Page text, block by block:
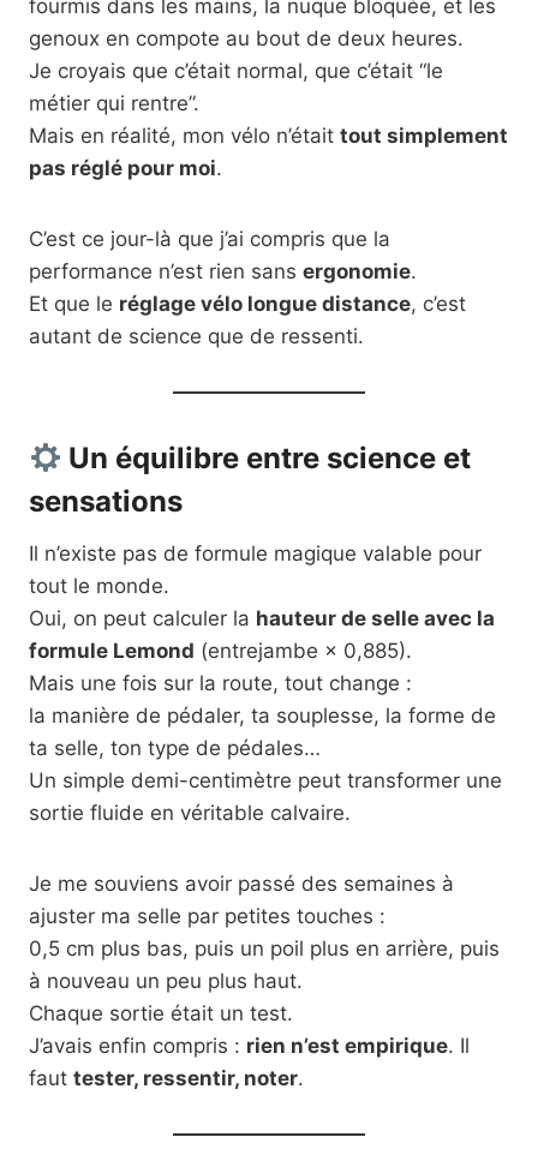
fourmis dans les mains, la nuque bloquée, et les
genoux en compote au bout de deux heures.
Je croyais que c’était normal, que c’était “le
métier qui rentre”.
Mais en réalité, mon vélo n’était tout simplement
pas réglé pour moi.
C’est ce jour-là que j’ai compris que la
performance n’est rien sans ergonomie.
Et que le réglage vélo longue distance, c’est
autant de science que de ressenti.
Un équilibre entre science et
sensations
Il n’existe pas de formule magique valable pour
tout le monde.
Oui, on peut calculer la hauteur de selle avec la
formule Lemond (entrejambe × 0,885).
Mais une fois sur la route, tout change :
la manière de pédaler, ta souplesse, la forme de
ta selle, ton type de pédales…
Un simple demi-centimètre peut transformer une
sortie fluide en véritable calvaire.
Je me souviens avoir passé des semaines à
ajuster ma selle par petites touches :
0,5 cm plus bas, puis un poil plus en arrière, puis
à nouveau un peu plus haut.
Chaque sortie était un test.
J’avais enfin compris : rien n’est empirique. Il
faut tester, ressentir, noter.